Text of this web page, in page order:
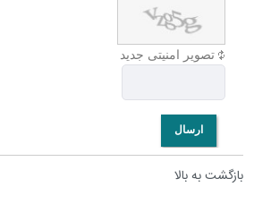
تصویر امنیتی جدید
ارسال
بازگشت به بالا